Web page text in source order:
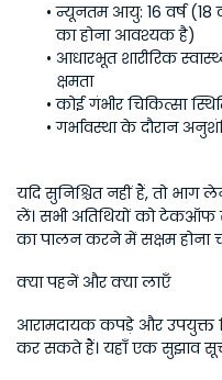
न्यूनतम आयु: 16 वर्ष
का होना आवश्यक है)
आधारभूत शारीरिक
क्षमता
कोई गंभीर चिकित्सा
गर्भावस्था के दौरान
यदि सुनिश्चित नहीं हैं, तो भाग
लें। सभी अतिथियों को टेकऑफ से
का पालन करने में सक्षम होना
क्या पहनें और क्या लाएँ
आरामदायक कपड़े और उपयुक्त
कर सकते हैं। यहाँ एक सुझाव